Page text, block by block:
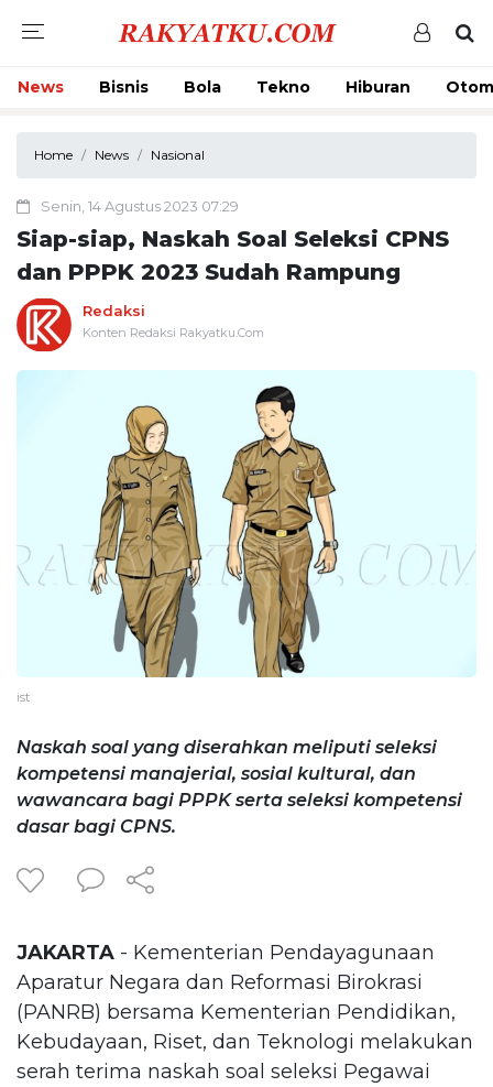
News Bisnis Bola Tekno Hiburan
Home News Nasional
Senin, 14 Agustus 2023 07:29
Siap-siap, Naskah Soal Seleksi CPNS
dan PPPK 2023 Sudah Rampung
Redaksi
Konten Redaksi Rakyatku.Com
ist
Naskah soal yang diserahkan meliputi seleksi
kompetensi manajerial, sosial kultural, dan
wawancara bagi PPPK serta seleksi kompetensi
dasar bagi CPNS.
JAKARTA - Kementerian Pendayagunaan
Aparatur Negara dan Reformasi Birokrasi
(PANRB) bersama Kementerian Pendidikan,
Kebudayaan, Riset, dan Teknologi melakukan
serah terima naskah soal seleksi Pegawai